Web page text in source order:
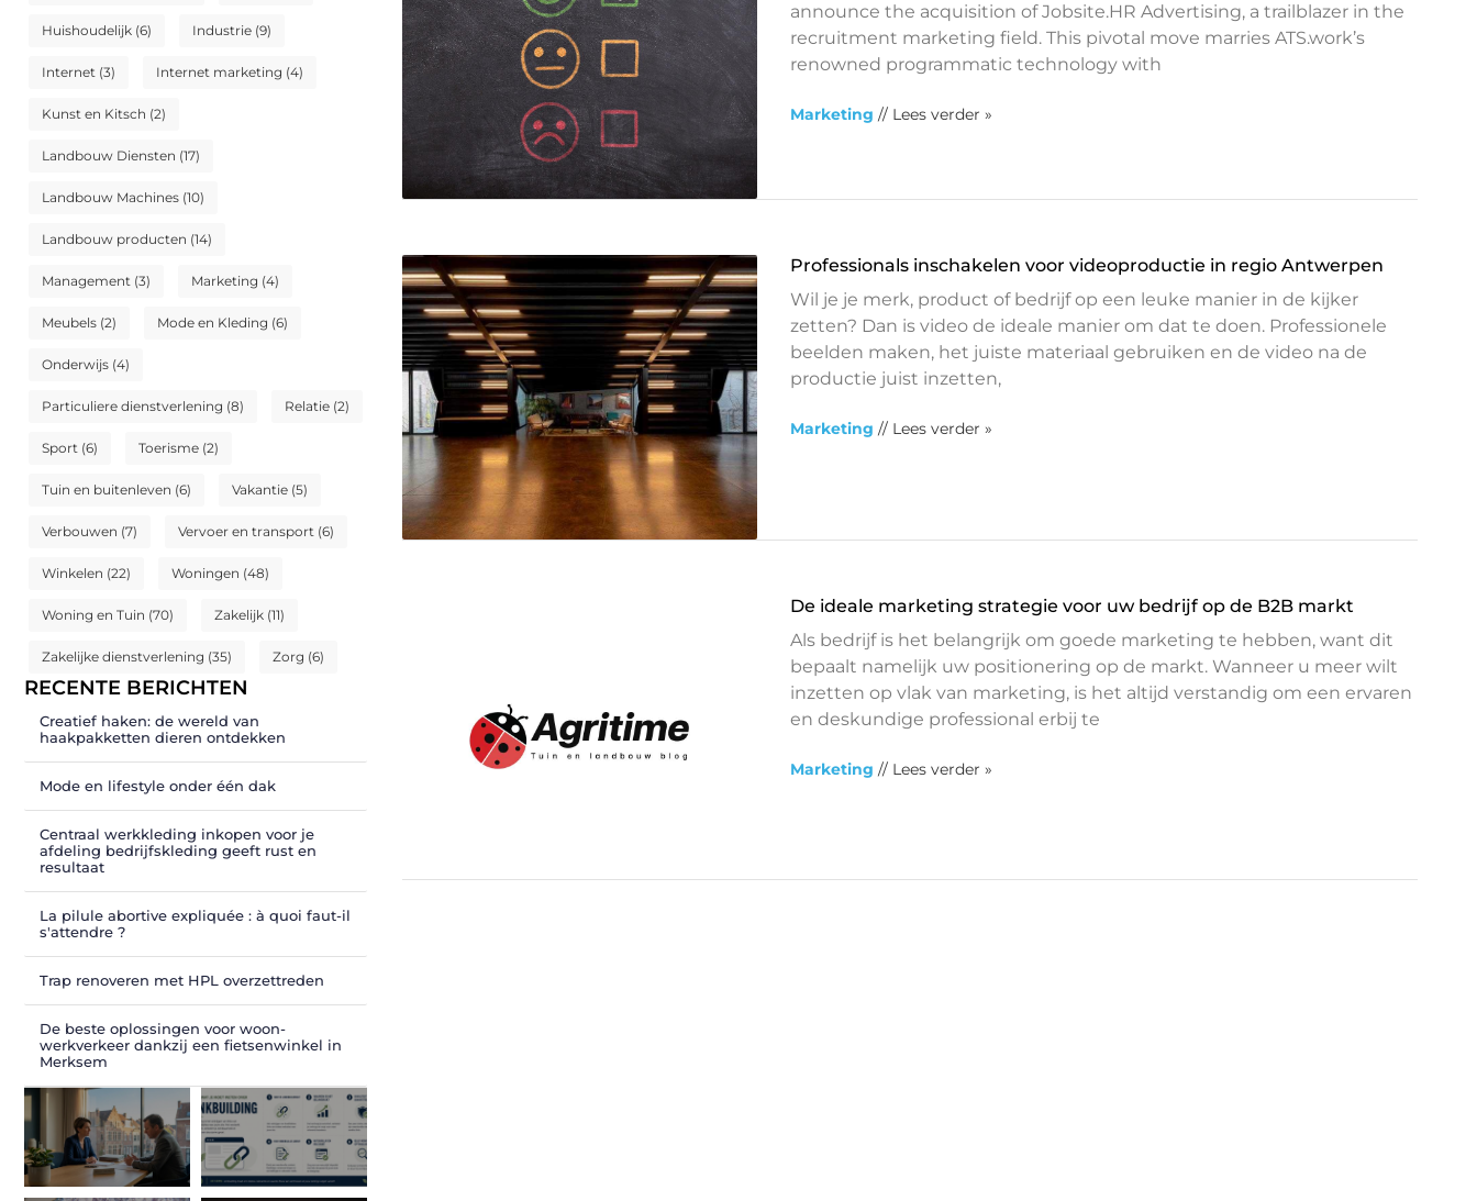
Huishoudelijk (6) Industrie (9)
Internet (3) Internet marketing (4)
Kunst en Kitsch (2)
Landbouw Diensten (17)
Landbouw Machines (10)
Landbouw producten (14)
Management (3) Marketing (4)
Meubels (2) Mode en Kleding (6)
Onderwijs (4)
Particuliere dienstverlening (8) Relatie (2)
Sport (6) Toerisme (2)
Tuin en buitenleven (6) Vakantie (5)
Verbouwen (7) Vervoer en transport (6)
Winkelen (22) Woningen (48)
Woning en Tuin (70) Zakelijk (11)
Zakelijke dienstverlening (35) Zorg (6)
RECENTE BERICHTEN
Creatief haken: de wereld van
haakpakketten dieren ontdekken
Mode en lifestyle onder één dak
Centraal werkkleding inkopen voor je
afdeling bedrijfskleding geeft rust en
resultaat
La pilule abortive expliquée : à quoi faut-il
s'attendre ?
Trap renoveren met HPL overzettreden
De beste oplossingen voor woon-
werkverkeer dankzij een fietsenwinkel in
Merksem
announce the acquisition of Jobsite.HR Advertising, a trailblazer in the
recruitment marketing field. This pivotal move marries ATS.work’s
renowned programmatic technology with
Marketing // Lees verder »
Professionals inschakelen voor videoproductie in regio Antwerpen
Wil je je merk, product of bedrijf op een leuke manier in de kijker
zetten? Dan is video de ideale manier om dat te doen. Professionele
beelden maken, het juiste materiaal gebruiken en de video na de
productie juist inzetten,
Marketing // Lees verder »
De ideale marketing strategie voor uw bedrijf op de B2B markt
Als bedrijf is het belangrijk om goede marketing te hebben, want dit
bepaalt namelijk uw positionering op de markt. Wanneer u meer wilt
inzetten op vlak van marketing, is het altijd verstandig om een ervaren
en deskundige professional erbij te
Marketing // Lees verder »